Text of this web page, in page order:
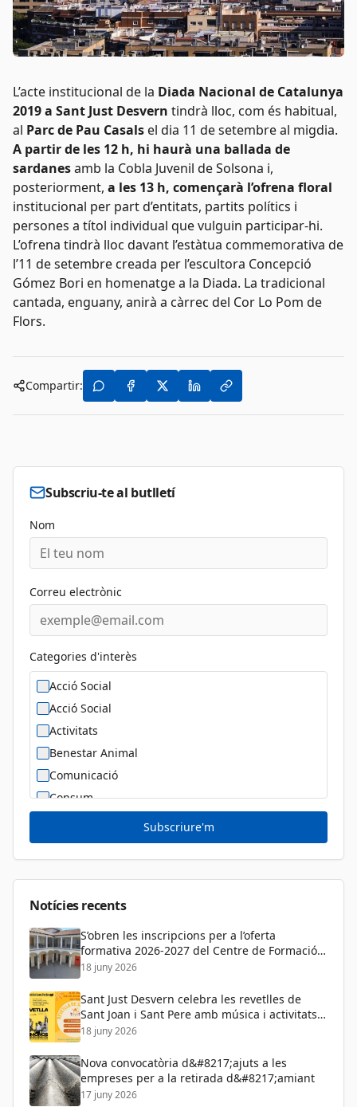
L’acte institucional de la Diada Nacional de Catalunya
2019 a Sant Just Desvern tindrà lloc, com és habitual,
al Parc de Pau Casals el dia 11 de setembre al migdia.
A partir de les 12 h, hi haurà una ballada de
sardanesamb la Cobla Juvenil de Solsona i,
posteriorment, a les 13 h, començarà l’ofrena floral
institucional per part d’entitats, partits polítics i
persones a títol individual que vulguin participar-hi.
L’ofrena tindrà lloc davant l’estàtua commemorativa de
l’11 de setembre creada per l’escultora Concepció
Gómez Bori en homenatge a la Diada. La tradicional
cantada, enguany, anirà a càrrec del Cor Lo Pom de
Flors.
Compartir:
Subscriu-te al butlletí
Nom
Correu electrònic
Categories d'interès
Acció Social
Acció Social
Activitats
Benestar Animal
Comunicació
Consum
Diversitat Sexual i de Gènere
Dona
Subscriure'm
Notícies recents
S’obren les inscripcions per a l’oferta
formativa 2026-2027 del Centre de Formació
de Persones Adultes
18 juny 2026
Sant Just Desvern celebra les revetlles de
Sant Joan i Sant Pere amb música i activitats
per a tots els públics
18 juny 2026
Nova convocatòria d&#8217;ajuts a les
empreses per a la retirada d&#8217;amiant
17 juny 2026